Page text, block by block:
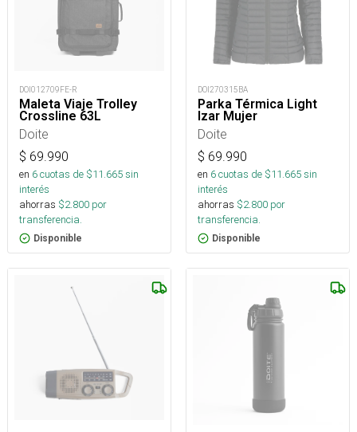
DOI012709FE-R
Maleta Viaje Trolley
Crossline 63L
Doite
$ 69.990
en 6cuotas de $11.665sin
interés
ahorras $2.800 por
transferencia.
Disponible
DOI270315BA
Parka Térmica Light
Izar Mujer
Doite
$ 69.990
en 6cuotas de $11.665sin
interés
ahorras $2.800 por
transferencia.
Disponible